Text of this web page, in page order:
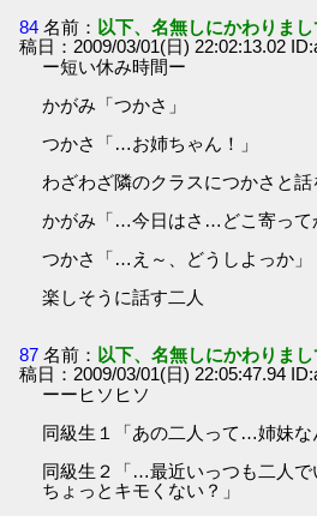
84 名前： 以下、名無しにかわりま
稿日：2009/03/01(日) 22:02:13.02
ー短い休み時間ー
かがみ「つかさ」
つかさ「…お姉ちゃん！」
わざわざ隣のクラスにつかさと
かがみ「…今日はさ…どこ寄って
つかさ「…え～、どうしよっか」
楽しそうに話す二人
87 名前： 以下、名無しにかわりま
稿日：2009/03/01(日) 22:05:47.94
ーーヒソヒソ
同級生１「あの二人って…姉妹な
同級生２「…最近いっつも二人
ちょっとキモくない？」